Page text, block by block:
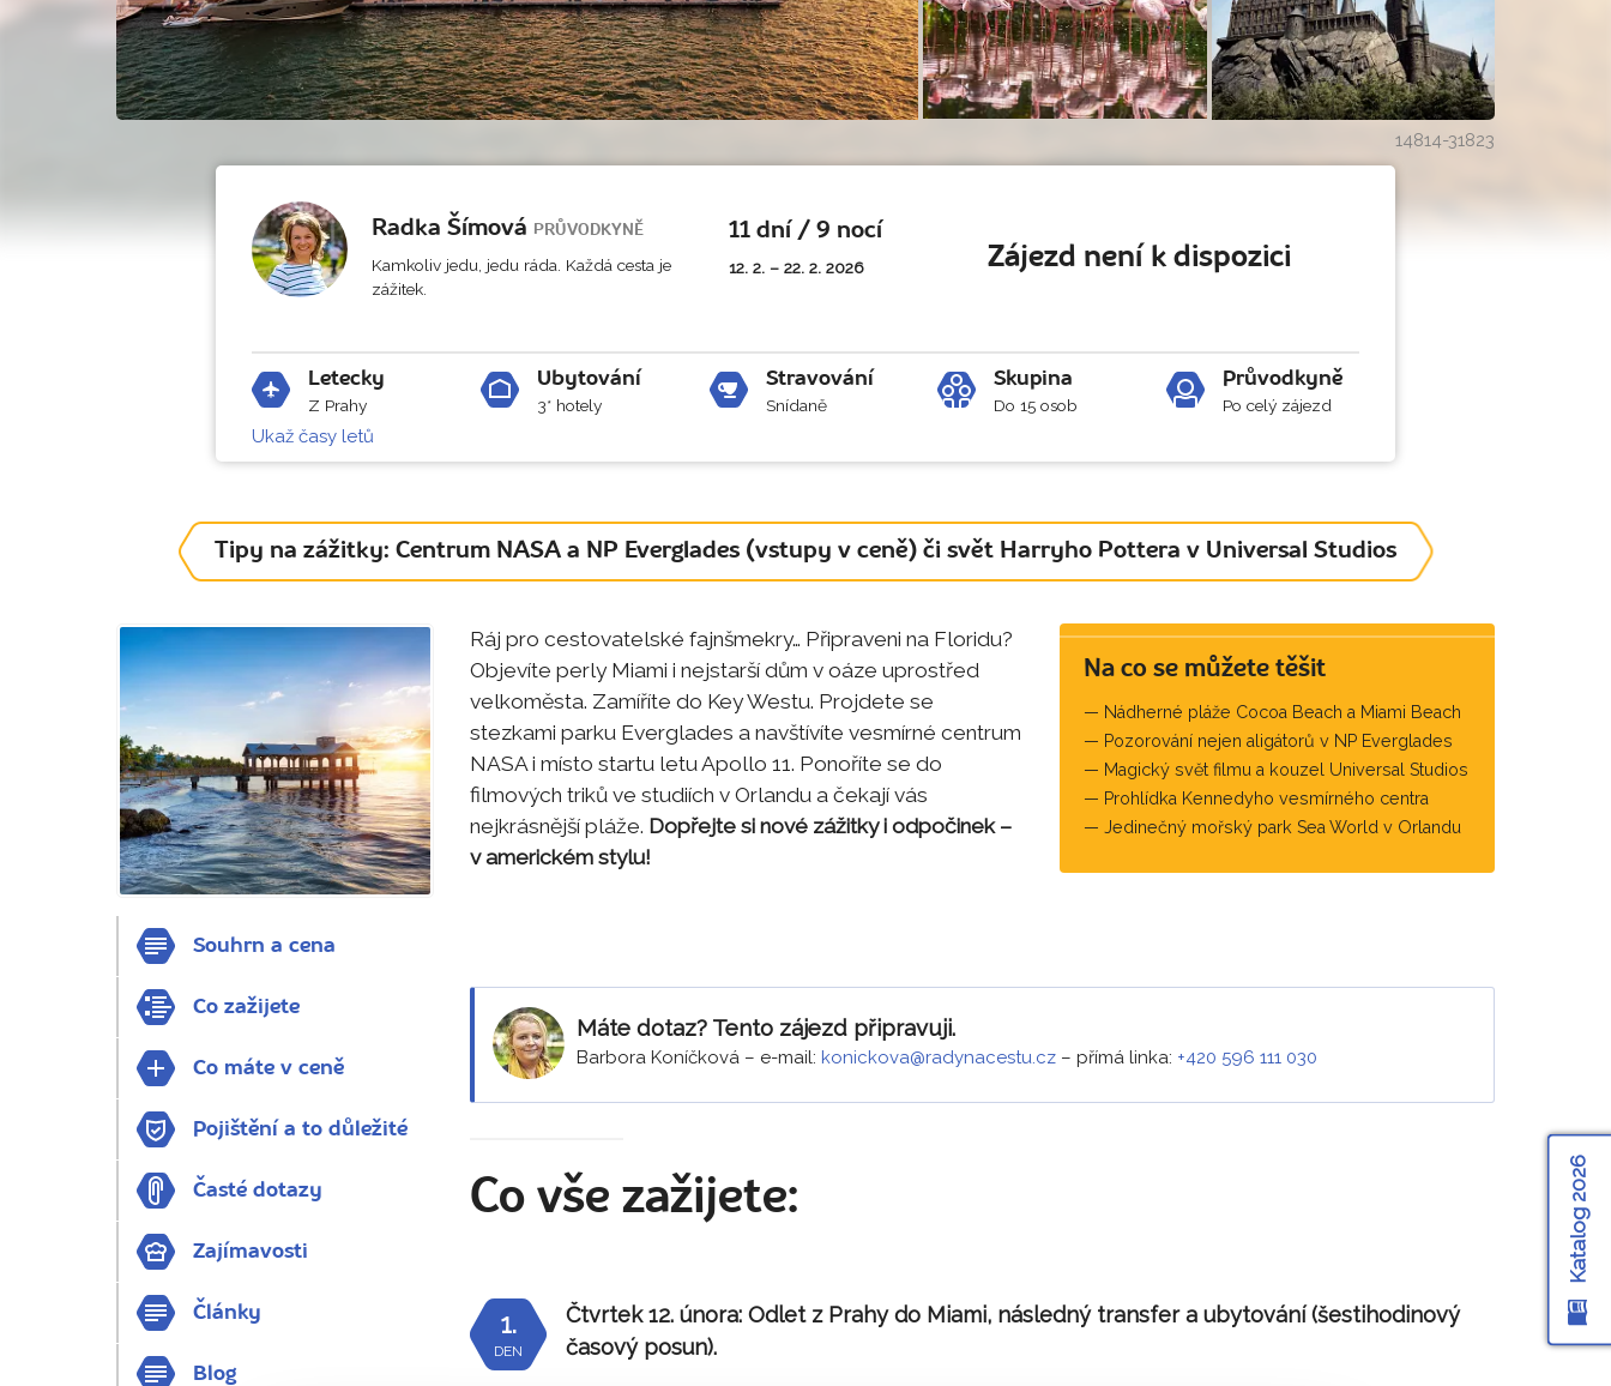
14814-31823
Radka Šímová PRŮVODKYNĚ
Kamkoliv jedu, jedu ráda. Každá cesta je
zážitek.
11 dní / 9 nocí
12. 2. – 22. 2. 2026 Zájezd není k dispozici
Letecky
Z Prahy
Ukaž časy letů
Ubytování
3* hotely
Stravování
Snídaně
Skupina
Do 15 osob
Průvodkyně
Po celý zájezd
Tipy na zážitky: Centrum NASA a NP Everglades (vstupy v ceně) či svět Harryho Pottera v Universal Studios
Ráj pro cestovatelské fajnšmekry… Připraveni na Floridu?
Objevíte perly Miami i nejstarší dům v oáze uprostřed
velkoměsta. Zamíříte do Key Westu. Projdete se
stezkami parku Everglades a navštívíte vesmírné centrum
NASA i místo startu letu Apollo 11. Ponoříte se do
filmových triků ve studiích v Orlandu a čekají vás
nejkrásnější pláže. Dopřejte si nové zážitky i odpočinek –
v americkém stylu!
Na co se můžete těšit
Nádherné pláže Cocoa Beach a Miami Beach
Pozorování nejen aligátorů v NP Everglades
Magický svět filmu a kouzel Universal Studios
Prohlídka Kennedyho vesmírného centra
Jedinečný mořský park Sea World v Orlandu
Souhrn a cena
Co zažijete
Co máte v ceně
Pojištění a to důležité
Časté dotazy
Zajímavosti
Články
Blog
Máte dotaz? Tento zájezd připravuji.
Barbora Koníčková – e-mail: konickova@radynacestu.cz – přímá linka: +420 596 111 030
Co vše zažijete:
1.
DEN
Čtvrtek 12. února: Odlet z Prahy do Miami, následný transfer a ubytování (šestihodinový
časový posun).
Katalog 2026